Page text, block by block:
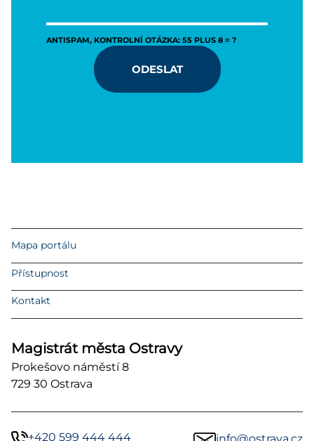
ANTISPAM, KONTROLNÍ OTÁZKA: 55 PLUS 8 = ?
ODESLAT
Mapa portálu
Přístupnost
Kontakt
Magistrát města Ostravy
Prokešovo náměstí 8
729 30 Ostrava
+420 599 444 444